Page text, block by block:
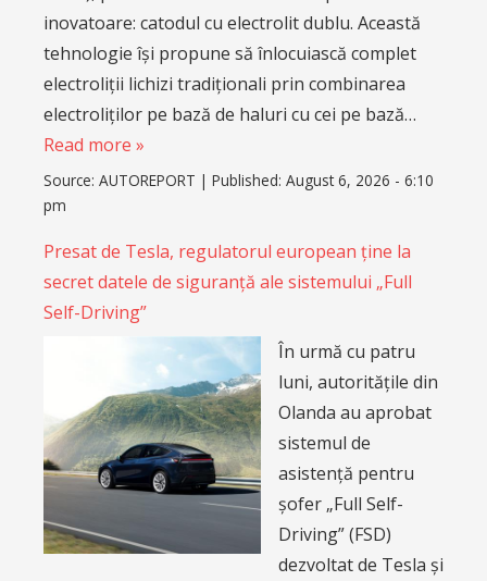
inovatoare: catodul cu electrolit dublu. Această
tehnologie își propune să înlocuiască complet
electroliții lichizi tradiționali prin combinarea
electroliților pe bază de haluri cu cei pe bază…
Read more »
Source: AUTOREPORT | Published: August 6, 2026 - 6:10
pm
Presat de Tesla, regulatorul european ține la
secret datele de siguranță ale sistemului „Full
Self-Driving”
În urmă cu patru
luni, autoritățile din
Olanda au aprobat
sistemul de
asistență pentru
șofer „Full Self-
Driving” (FSD)
dezvoltat de Tesla și